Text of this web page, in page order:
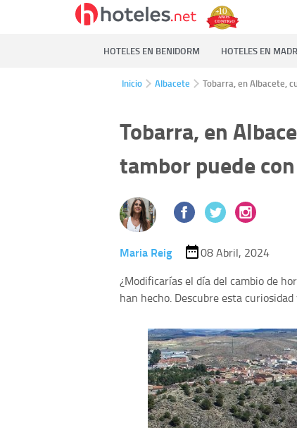
HOTELES EN BENIDORM HOTELES EN
Inicio Albacete Tobarra, en Albacete,
Tobarra, en
tambor puede
Maria Reig
08 Abril, 2024
¿Modificarías el día del cambio de
han hecho. Descubre esta